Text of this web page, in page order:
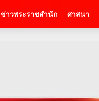
ข่าวพระราชสำนัก ศาสนา